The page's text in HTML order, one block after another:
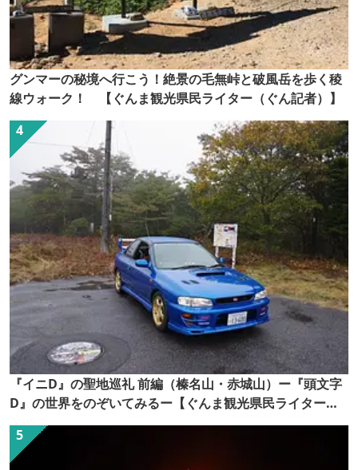
グンマーの秘境へ行こう！絶景の毛無峠と破風岳を歩く稜
線ウォーク！ 【ぐんま観光県民ライター（ぐん記者）】
『イニD』の聖地巡礼 前編（榛名山・赤城山）ー『頭文字
D』の世界をのぞいてみるー【ぐんま観光県民ライター
（ぐん記者）】